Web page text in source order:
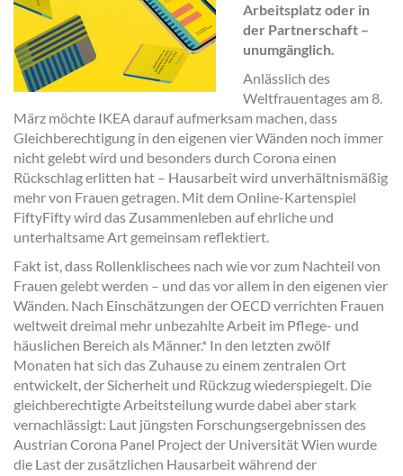
Arbeitsplatz oder in
der Partnerschaft –
unumgänglich.
Anlässlich des
Weltfrauentages am 8.
März möchte IKEA darauf aufmerksam machen, dass
Gleichberechtigung in den eigenen vier Wänden noch immer
nicht gelebt wird und besonders durch Corona einen
Rückschlag erlitten hat – Hausarbeit wird unverhältnismäßig
mehr von Frauen getragen. Mit dem Online-Kartenspiel
FiftyFifty wird das Zusammenleben auf ehrliche und
unterhaltsame Art gemeinsam reflektiert.
Fakt ist, dass Rollenklischees nach wie vor zum Nachteil von
Frauen gelebt werden – und das vor allem in den eigenen vier
Wänden. Nach Einschätzungen der OECD verrichten Frauen
weltweit dreimal mehr unbezahlte Arbeit im Pflege- und
häuslichen Bereich als Männer.* In den letzten zwölf
Monaten hat sich das Zuhause zu einem zentralen Ort
entwickelt, der Sicherheit und Rückzug wiederspiegelt. Die
gleichberechtigte Arbeitsteilung wurde dabei aber stark
vernachlässigt: Laut jüngsten Forschungsergebnissen des
Austrian Corona Panel Project der Universität Wien wurde
die Last der zusätzlichen Hausarbeit während der